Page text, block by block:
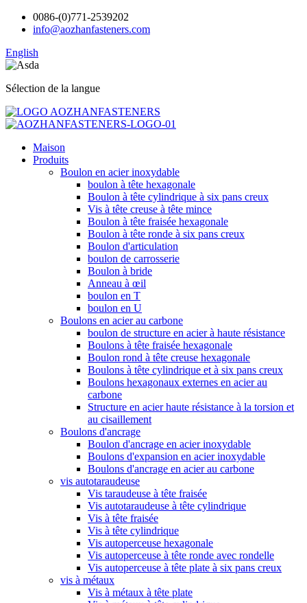
0086-(0)771-2539202
info@aozhanfasteners.com
English
Sélection de la langue
Maison
Produits
Boulon en acier inoxydable
boulon à tête hexagonale
Boulon à tête cylindrique à six pans creux
Vis à tête creuse à tête mince
Boulon à tête fraisée hexagonale
Boulon à tête ronde à six pans creux
Boulon d'articulation
boulon de carrosserie
Boulon à bride
Anneau à œil
boulon en T
boulon en U
Boulons en acier au carbone
boulon de structure en acier à haute résistance
Boulons à tête fraisée hexagonale
Boulon rond à tête creuse hexagonale
Boulons à tête cylindrique et à six pans creux
Boulons hexagonaux externes en acier au
carbone
Structure en acier haute résistance à la torsion et
au cisaillement
Boulons d'ancrage
Boulon d'ancrage en acier inoxydable
Boulons d'expansion en acier inoxydable
Boulons d'ancrage en acier au carbone
vis autotaraudeuse
Vis taraudeuse à tête fraisée
Vis autotaraudeuse à tête cylindrique
Vis à tête fraisée
Vis à tête cylindrique
Vis autoperceuse hexagonale
Vis autoperceuse à tête ronde avec rondelle
Vis autoperceuse à tête plate à six pans creux
vis à métaux
Vis à métaux à tête plate